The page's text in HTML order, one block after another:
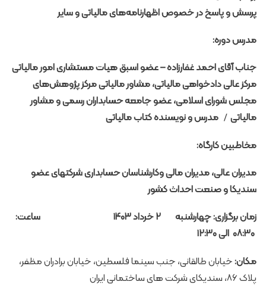
پرسش و پاسخدر خصوص اظهارنامه‌های مالیاتی و سایر
مدرس دوره:
جناب آقایاحمد غفارزاده–عضو اسبق هیات مستشاری امور مالیاتی
مرکز عالی دادخواهی مالیاتی، مشاور مالیاتی مرکز پژوهش‌های
مجلس شورای اسلامی، عضو جامعه حسابداران رسمی و مشاور
مالیاتی / مدرس و نویسنده کتاب مالیاتی
مخاطبین کارگاه:
مدیران عالی، مدیران مالی وکارشناسان حسابداری شرکتهای عضو
سندیکا و صنعت احداث کشور
زمان برگزاری:چهارشنبه ۲ خرداد ۱۴۰۳
ساعت:
مکان:خیابان طالقانی، جنب سینما فلسطین، خیابان برادران مظفر،
پلاک ۸۶، سندیکای شرکت های ساختمانی ایران